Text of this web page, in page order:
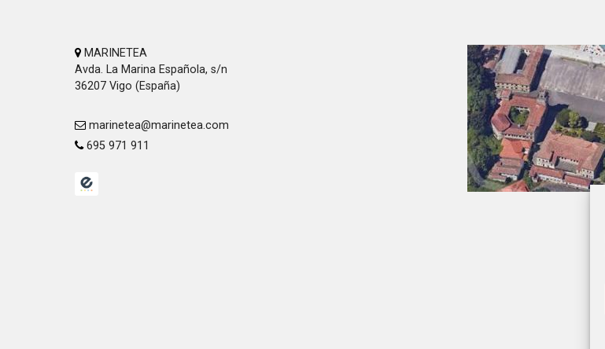
MARINETEA
Avda. La Marina Española, s/n
36207 Vigo (España)
marinetea@marinetea.com
695 971 911